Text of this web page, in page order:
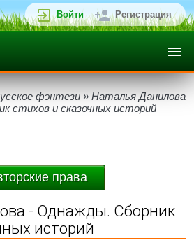
Войти Регистрация
фэнтези » Наталья Данилова
стихов и сказочных историй
права
- Однажды. Сборник
историй